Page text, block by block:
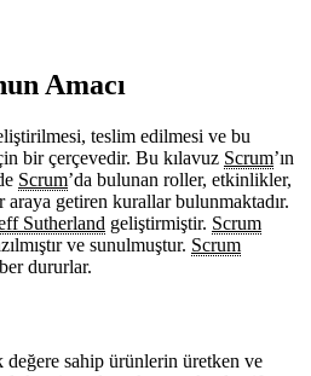
Amacı
teslim edilmesi ve bu
bir çerçevedir. Bu kılavuz Scrum’ın
Scrum’da bulunan roller, etkinlikler,
araya getiren kurallar bulunmaktadır.
Sutherland geliştirmiştir. Scrum
ve sunulmuştur. Scrum
dururlar.
değere sahip ürünlerin üretken ve